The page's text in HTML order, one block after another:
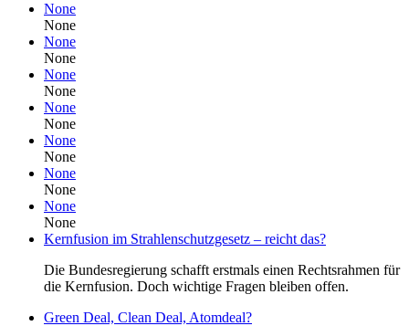
None
None
None
None
None
None
None
None
None
None
None
None
None
None
Kernfusion im Strahlenschutzgesetz – reicht das?
Die Bundesregierung schafft erstmals einen Rechtsrahmen für
die Kernfusion. Doch wichtige Fragen bleiben offen.
Green Deal, Clean Deal, Atomdeal?